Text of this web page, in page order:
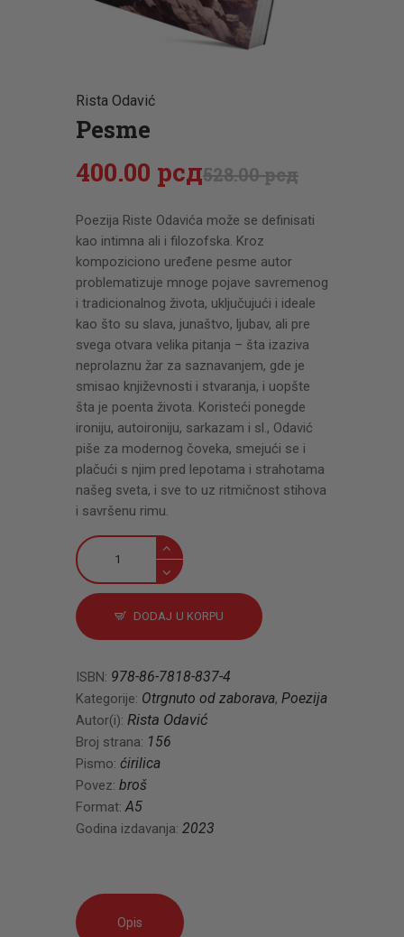
CENOVNIK
Rista Odavić
Pesme
528.00рсд
400.00 рсд
Poezija Riste Odavića može se definisati
kao intimna ali i filozofska. Kroz
kompoziciono uređene pesme autor
problematizuje mnoge pojave savremenog
i tradicionalnog života, uključujući i ideale
kao što su slava, junaštvo, ljubav, ali pre
svega otvara velika pitanja – šta izaziva
neprolaznu žar za saznavanjem, gde je
smisao književnosti i stvaranja, i uopšte
šta je poenta života. Koristeći ponegde
ironiju, autoironiju, sarkazam i sl., Odavić
piše za modernog čoveka, smejući se i
plačući s njim pred lepotama i strahotama
našeg sveta, i sve to uz ritmičnost stihova
i savršenu rimu.
Pesme
količina
DODAJ U KORPU
ISBN: 978-86-7818-837-4
Kategorije: Otrgnuto od zaborava, Poezija
Autor(i): Rista Odavić
Broj strana: 156
Pismo: ćirilica
Povez: broš
Format:A5
Godina izdavanja: 2023
Opis